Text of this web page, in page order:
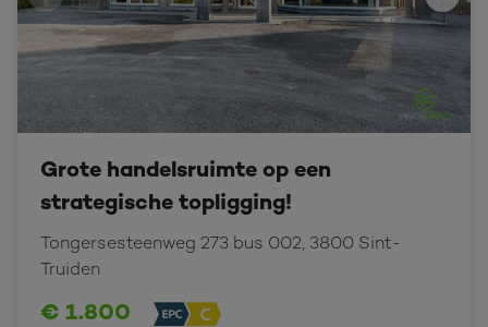
Grote handelsruimte op een
strategische topligging!
Tongersesteenweg 273 bus 002, 3800 Sint-
Truiden
€ 1.800